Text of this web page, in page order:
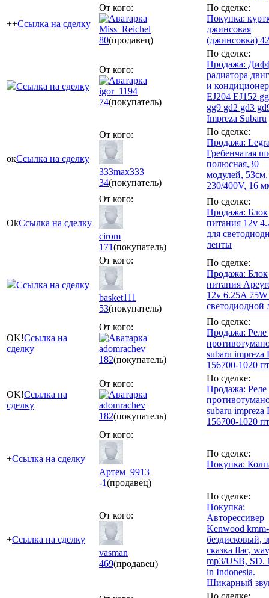
++Ссылка на сделку
От кого:
Miss_Reichel
80(продавец)
По сделке:
Покупка:
джинсовая
(джинсовка)
Ссылка на сделку
От кого:
igor_1194
74(покупатель)
По сделке:
Продажа:
радиатора
и
EJ204 EJ152
gg9 gd2 gd3
Impreza Subaru
окСсылка на сделку
От кого:
333max333
34(покупатель)
По сделке:
Продажа:
Гребенчатая
полюсная,30
модулей, 53см,
230/400V, 16
OkСсылка на сделку
От кого:
cirom
171(покупатель)
По сделке:
Продажа: Блок
питания 12v
для
ленты
Ссылка на сделку
От кого:
basket111
53(покупатель)
По сделке:
Продажа: Блок
питания
12v 6.25A 75W
светодиодной
OK!Ссылка на
сделку
От кого:
adomrachev
182(покупатель)
По сделке:
Продажа: Реле
subaru impreza
156700-1020
OK!Ссылка на
сделку
От кого:
adomrachev
182(покупатель)
По сделке:
Продажа: Реле
subaru impreza
156700-1020
+Ссылка на сделку
От кого:
Артем_9913
-1(продавец)
По сделке:
Покупка:
+Ссылка на сделку
От кого:
vasman
469(продавец)
По сделке:
Покупка:
Авторессивер
Kenwood
бездисковый,
сказка flac,
mp3/USB, SD.
in Indonesia.
Шикарный
По сделке: